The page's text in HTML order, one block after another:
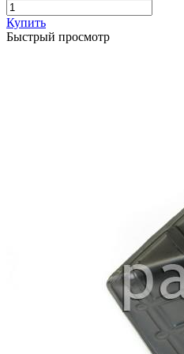
Купить
Быстрый просмотр